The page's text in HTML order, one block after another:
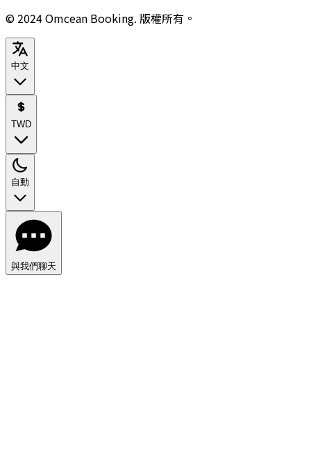
© 2024 Omcean Booking. 版權所有。
中文
TWD
自動
與我們聊天